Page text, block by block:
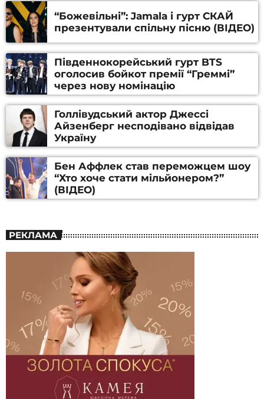
“Божевільні”: Jamala і гурт СКАЙ
презентували спільну пісню (ВІДЕО)
Південнокорейський гурт BTS
оголосив бойкот премії “Греммі”
через нову номінацію
Голлівудський актор Джессі
Айзенберг несподівано відвідав
Україну
Бен Аффлек став переможцем шоу
“Хто хоче стати мільйонером?”
(ВІДЕО)
РЕКЛАМА